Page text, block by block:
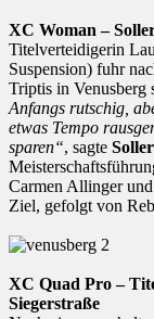
XC Woman –
Titelverteidigerin
Suspension) fuhr
Triptis in Venusberg
Anfangs rutschig,
etwas Tempo
sparen“, sagte Soller
Carmen Allinger
Ziel, gefolgt von
XC Quad Pro –
Siegerstraße